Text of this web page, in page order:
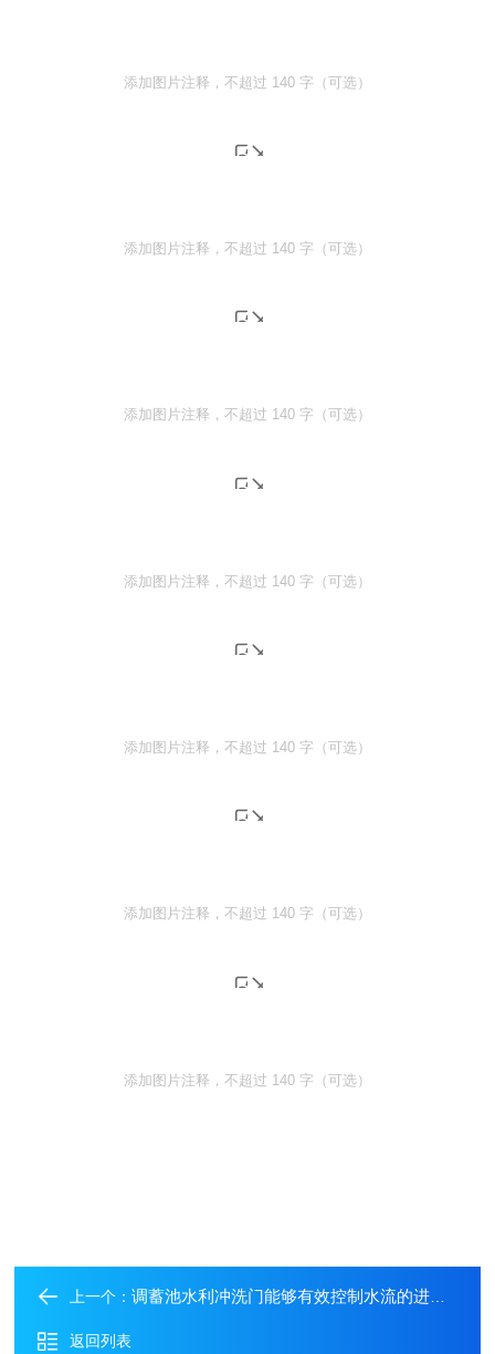
添加图片注释，不超过 140 字（可选）
添加图片注释，不超过 140 字（可选）
添加图片注释，不超过 140 字（可选）
添加图片注释，不超过 140 字（可选）
添加图片注释，不超过 140 字（可选）
添加图片注释，不超过 140 字（可选）
添加图片注释，不超过 140 字（可选）
上一个：调蓄池水利冲洗门能够有效控制水流的进出和流速
返回列表